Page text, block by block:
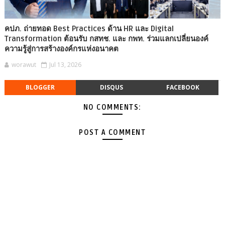
คปภ. ถ่ายทอด Best Practices ด้าน HR และ Digital
Transformation ต้อนรับ กสทช. และ กพท. ร่วมแลกเปลี่ยนองค์
ความรู้สู่การสร้างองค์กรแห่งอนาคต
worawut Jul 13, 2026
BLOGGER DISQUS FACEBOOK
NO COMMENTS:
POST A COMMENT